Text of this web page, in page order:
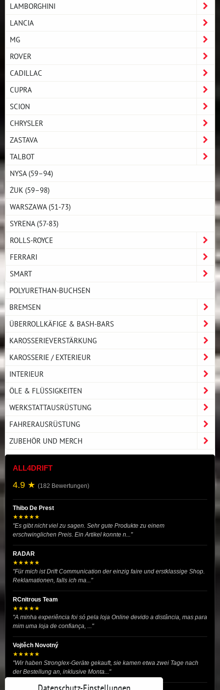
LAMBORGHINI
LANCIA
MG
ROVER
CADILLAC
CUPRA
SCION
CHRYSLER
ZASTAVA
TALBOT
NYSA (59–94)
ŻUK (59–98)
WARSZAWA (51-73)
SYRENA (57-83)
ROLLS-ROYCE
FERRARI
SMART
POLYURETHAN-BUCHSEN
BREMSEN
ÜBERROLLKÄFIGE & BASH-BARS
KAROSSERIEVERSTÄRKUNG
KAROSSERIE / EXTERIEUR
INTERIEUR
ÖLE & FLÜSSIGKEITEN
WERKSTATTAUSRÜSTUNG
FAHRERAUSRÜSTUNG
ZUBEHÖR UND MERCH
ALL4DRIFT
4.9 ★ (182 Bewertungen)
Thibo De Prest
★★★★★
"Es gibt nicht viel zu sagen. Sehr gute Produkte zu einem
erschwinglichen Preis. Ein Artikel konnte n..."
RADAR
★★★★★
"Für mich ist Drift Communication der einzig faire und erstklassige Shop.
Reklamationen, falls ich ma..."
RCnitrous Team
★★★★★
"A minha experiência foi só pela loja Online devido a distância, mas para
mim uma loja de confiança, ..."
Vojtěch Novotný
★★★★★
"Wir haben Stronglex-Geräte gekauft, sie kamen etwa zwei Tage nach
der Bestellung an, inklusive Monta..."